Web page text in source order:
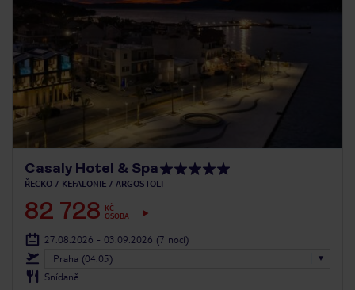
Casaly Hotel & Spa
ŘECKO KEFALONIE ARGOSTOLI
82 728
KČ
OSOBA
27.08.2026 - 03.09.2026 (7 nocí)
Praha (04:05)
Snídaně